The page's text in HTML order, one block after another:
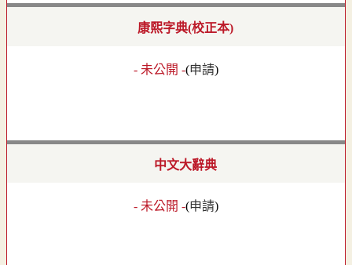
康熙字典(校正本)
- 未公開 -(申請)
中文大辭典
- 未公開 -(申請)